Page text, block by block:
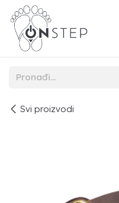
Preskoči na sadržaj
Svi proizvodi